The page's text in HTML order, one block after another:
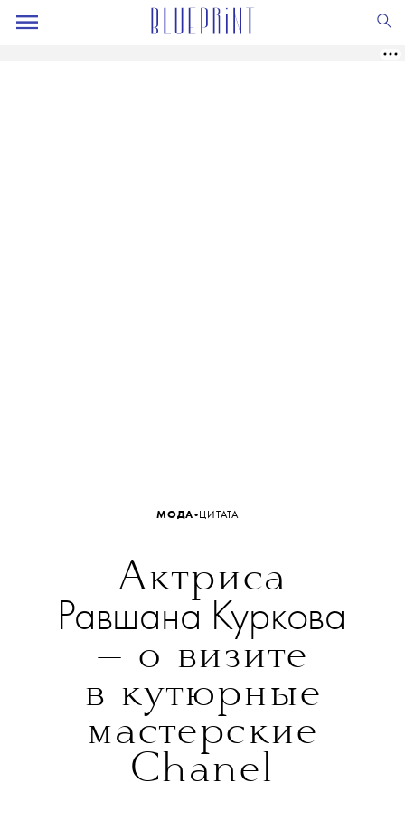
МОДА•ЦИТАТА
Актриса
Равшана Куркова
— о визите
в кутюрные
мастерские
Chanel